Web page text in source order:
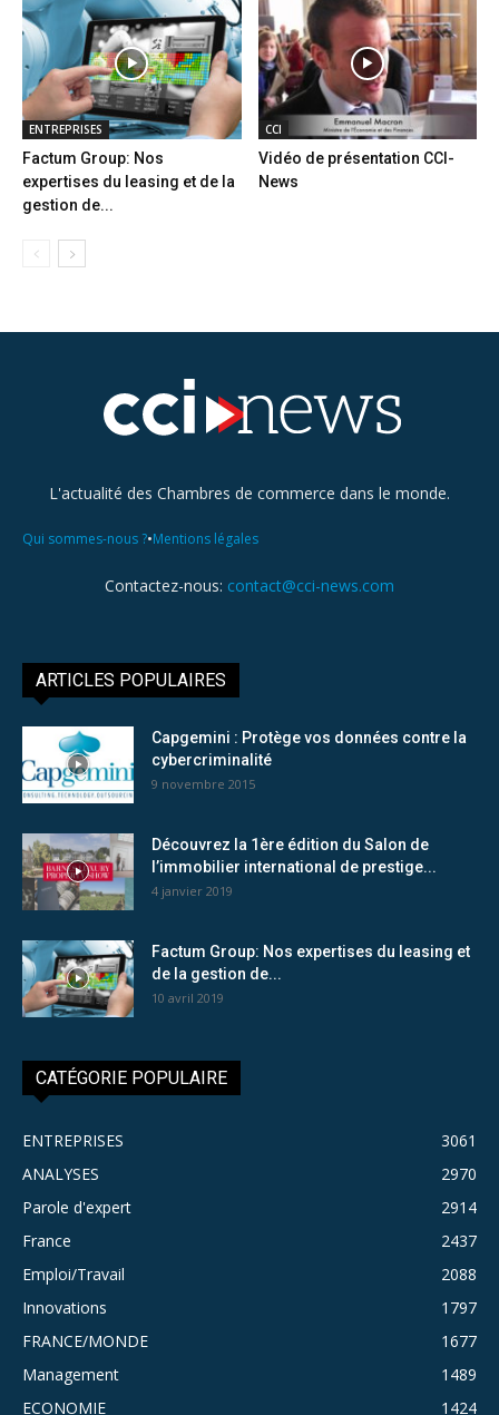
ENTREPRISES
Factum Group: Nos
expertises du leasing et de la
gestion de...
CCI
Vidéo de présentation CCI-
News
L'actualité des Chambres de commerce dans le monde.
Qui sommes-nous ?•Mentions légales
Contactez-nous: contact@cci-news.com
ARTICLES POPULAIRES
Capgemini : Protège vos données contre la
cybercriminalité
9 novembre 2015
Découvrez la 1ère édition du Salon de
l’immobilier international de prestige...
4 janvier 2019
Factum Group: Nos expertises du leasing et
de la gestion de...
10 avril 2019
CATÉGORIE POPULAIRE
ENTREPRISES
3061
ANALYSES
2970
Parole d'expert
2914
France
2437
Emploi/Travail
2088
Innovations
1797
FRANCE/MONDE
1677
Management
1489
ECONOMIE
1424